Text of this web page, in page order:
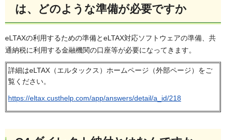
は、どのような準備が必要ですか
eLTAXの利用するための準備とeLTAX対応ソフトウェアの準備、共
通納税に利用する金融機関の口座等が必要になってきます。
詳細はeLTAX（エルタックス）ホームページ（外部ページ）をご
覧ください。
https://eltax.custhelp.com/app/answers/detail/a_id/218